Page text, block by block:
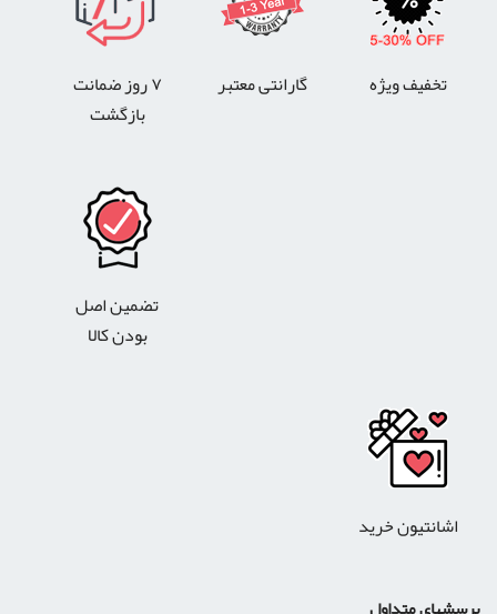
تخفیف ویژه گارانتی معتبر
۷ روز ضمانت
بازگشت
تضمین اصل
بودن کالا
اشانتیون خرید